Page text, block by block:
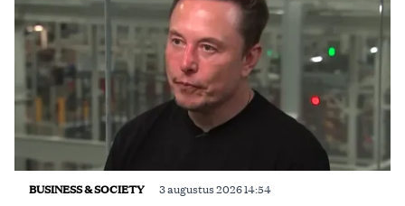
BUSINESS & SOCIETY 3 augustus 2026 14:54